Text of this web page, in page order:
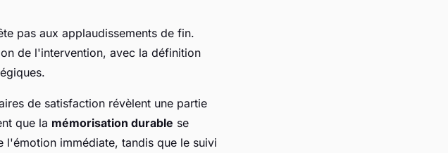
pas aux applaudissements de fin.
de l'intervention, avec la définition
de satisfaction révèlent une partie
que la mémorisation durable se
l'émotion immédiate, tandis que le suivi